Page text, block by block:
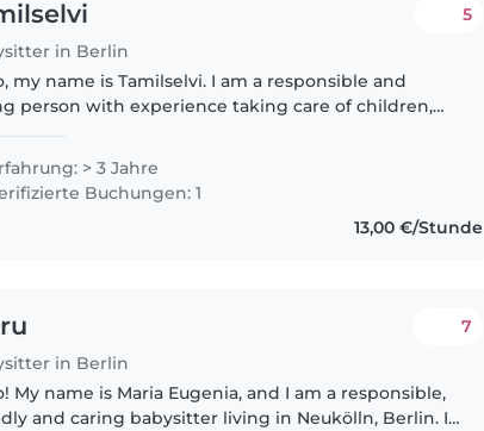
in Berlin
5
my name is Tamilselvi. I am a responsible and
person with experience taking care of children,
rollercoaster..
> 3 Jahre
Buchungen: 1
13,00 €/Stunde
in Berlin
7
My name is Maria Eugenia, and I am a responsible,
and caring babysitter living in Neukölln, Berlin. I